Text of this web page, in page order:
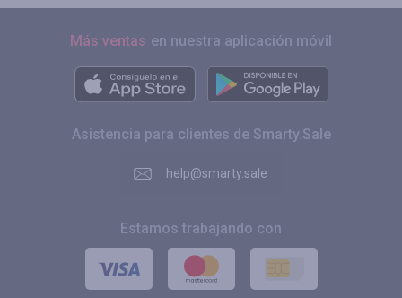
Más ventas en nuestra aplicación móvil
Asistencia para clientes de Smarty.Sale
help@smarty.sale
Estamos trabajando con